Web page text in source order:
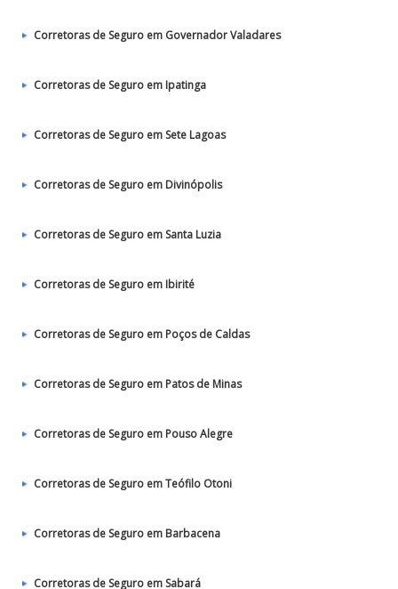
Corretoras de Seguro em Governador Valadares
Corretoras de Seguro em Ipatinga
Corretoras de Seguro em Sete Lagoas
Corretoras de Seguro em Divinópolis
Corretoras de Seguro em Santa Luzia
Corretoras de Seguro em Ibirité
Corretoras de Seguro em Poços de Caldas
Corretoras de Seguro em Patos de Minas
Corretoras de Seguro em Pouso Alegre
Corretoras de Seguro em Teófilo Otoni
Corretoras de Seguro em Barbacena
Corretoras de Seguro em Sabará